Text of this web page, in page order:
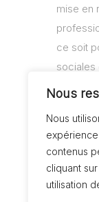
Nous
Nous
contenus
cliquant
utilisation
mise en
ce soit
sociales
vous